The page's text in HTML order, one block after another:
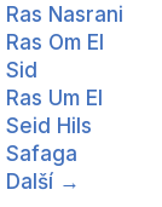
Ras Nasrani
Ras Om El
Sid
Ras Um El
Seid Hils
Safaga
Další →